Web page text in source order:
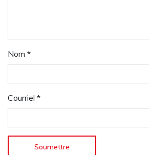
Nom *
Courriel *